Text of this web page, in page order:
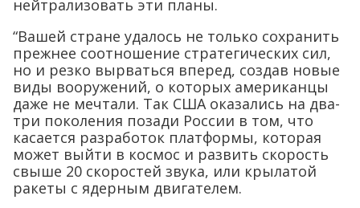
нейтрализовать эти планы.
“Вашей стране удалось не только сохранить
прежнее соотношение стратегических сил,
но и резко вырваться вперед, создав новые
виды вооружений, о которых американцы
даже не мечтали. Так США оказались на два-
три поколения позади России в том, что
касается разработок платформы, которая
может выйти в космос и развить скорость
свыше 20 скоростей звука, или крылатой
ракеты с ядерным двигателем.